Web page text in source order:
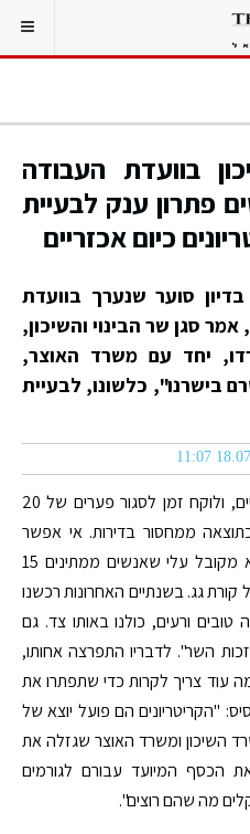
בוועדת העבודה
פתרון ענק לבעיית
כיום אכזריים
סוער שנערך בוועדת
סגן שר הבינוי והשיכון,
יחד עם משרד האוצר,
בישרנו", כלשונו, לבעיית
"אני אמון על הדיור הציבורי כשנתיים, ולוקח זמן לסגור פערים של 20
כתוצאה ממחסור בדירות. אי אפשר
לחיות עוד עם האילוצים האלה. לא מקובל עלי שאנשים ממתינים 15
גג. בשנתיים האחרונות רכשנו
פה טובים ורעים, כולנו באותו צד. גם
השר". לדבריו התפרצה אחותו,
עוד צריך לקרות כדי שתפתרו את
"הקריטריונים הם פועל יוצא של
השיכון ומשרד האוצר שגזלה את
הכסף המיועד עבורם לגורמים